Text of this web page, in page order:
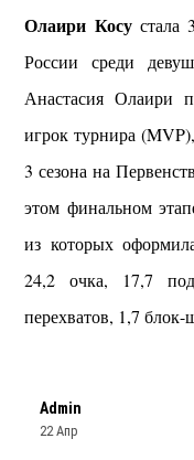
Олаири Косустала
России среди
Анастасия Олаири
игрок турнира
3 сезона на
этом финальном
из которых
24,2 очка, 17,7
перехватов, 1,7 блок-
Admin
22 Апр